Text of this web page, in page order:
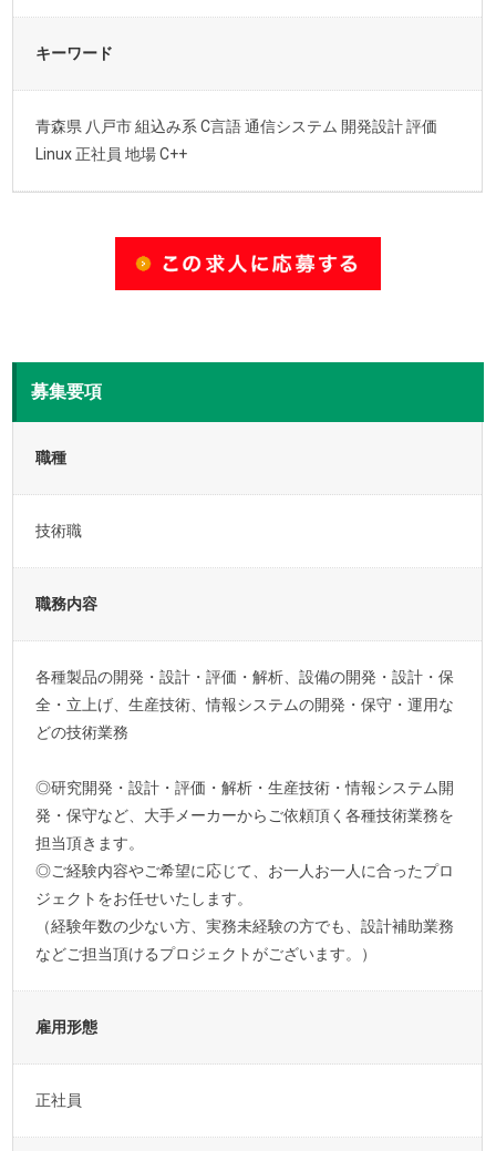
キーワード
青森県 八戸市 組込み系 C言語 通信システム 開発設計 評価
Linux 正社員 地場 C++
募集要項
職種
技術職
職務内容
各種製品の開発・設計・評価・解析、設備の開発・設計・保
全・立上げ、生産技術、情報システムの開発・保守・運用な
どの技術業務
◎研究開発・設計・評価・解析・生産技術・情報システム開
発・保守など、大手メーカーからご依頼頂く各種技術業務を
担当頂きます。
◎ご経験内容やご希望に応じて、お一人お一人に合ったプロ
ジェクトをお任せいたします。
（経験年数の少ない方、実務未経験の方でも、設計補助業務
などご担当頂けるプロジェクトがございます。）
雇用形態
正社員